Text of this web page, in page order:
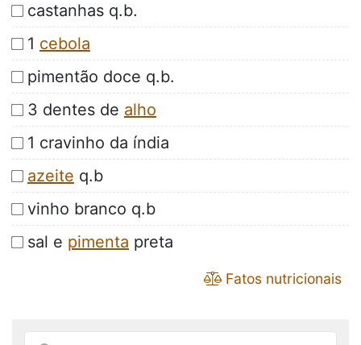
castanhas q.b.
1 cebola
pimentão doce q.b.
3 dentes de alho
1 cravinho da índia
azeite q.b
vinho branco q.b
sal e pimenta preta
Fatos nutricionais